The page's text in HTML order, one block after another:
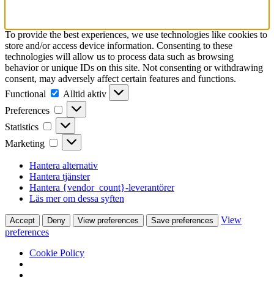
To provide the best experiences, we use technologies like cookies to
store and/or access device information. Consenting to these
technologies will allow us to process data such as browsing
behavior or unique IDs on this site. Not consenting or withdrawing
consent, may adversely affect certain features and functions.
Functional
Functional
Alltid aktiv
Preferences
Preferences
Statistics Statistics
Marketing Marketing
Hantera alternativ
Hantera tjänster
Hantera {vendor_count}-leverantörer
Läs mer om dessa syften
Accept Deny View preferences Save preferences
View
preferences
Cookie Policy